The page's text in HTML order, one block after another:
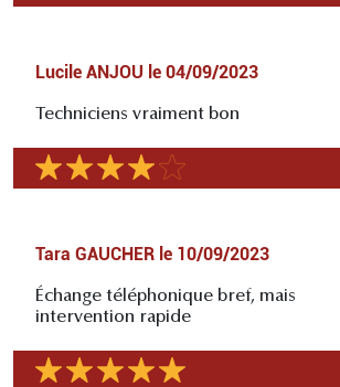
Lucile ANJOU le 04/09/2023
Techniciens vraiment bon
Tara GAUCHER le 10/09/2023
Échange téléphonique bref, mais
intervention rapide